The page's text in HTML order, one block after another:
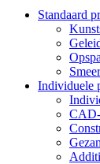
Standaard
Individuele